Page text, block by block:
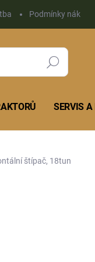
Podmínky nákupu
Hledat
SERVIS
štípač, 18tun